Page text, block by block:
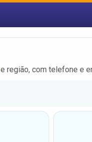
e região, com telefone e